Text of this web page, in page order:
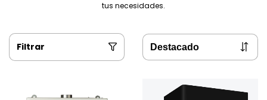
tus necesidades.
Filtrar